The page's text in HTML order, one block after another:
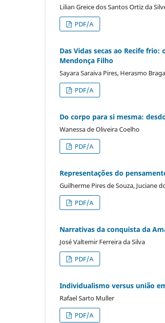
Lilian Greice dos Santos Ortiz da
PDF/A
Das Vidas secas ao Recife
Mendonça Filho
Sayara Saraiva Pires, Herasmo
PDF/A
Do corpo para si mesma:
Wanessa de Oliveira Coelho
PDF/A
Representações do
Guilherme Pires de Souza, Juciane
PDF/A
Narrativas da conquista da
José Valtemir Ferreira da Silva
PDF/A
Individualismo versus união
Rafael Sarto Muller
PDF/A